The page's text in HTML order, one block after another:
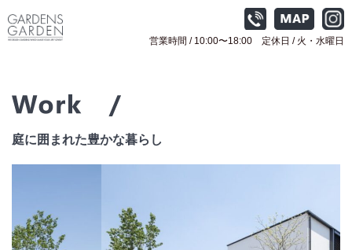
営業時間 / 10:00〜18:00 定休日 / 火 ・水曜日
庭に囲まれた豊かな暮らし